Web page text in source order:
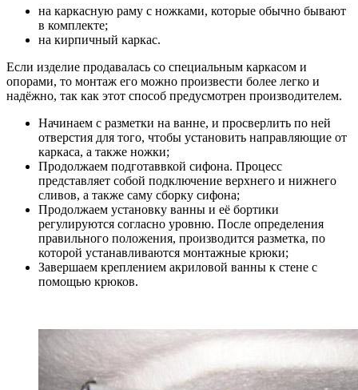
на каркасную раму с ножками, которые обычно бывают
в комплекте;
на кирпичный каркас.
Если изделие продавалась со специальным каркасом и
опорами, то монтаж его можно произвести более легко и
надёжно, так как этот способ предусмотрен производителем.
Начинаем с разметки на ванне, и просверлить по ней
отверстия для того, чтобы установить направляющие от
каркаса, а также ножки;
Продолжаем подготаввкой сифона. Процесс
представляет собой подключение верхнего и нижнего
сливов, а также саму сборку сифона;
Продолжаем установку ванны и её бортики
регулируются согласно уровню. После определения
правильного положения, производится разметка, по
которой устанавливаются монтажные крюки;
Завершаем креплением акриловой ванны к стене с
помощью крюков.